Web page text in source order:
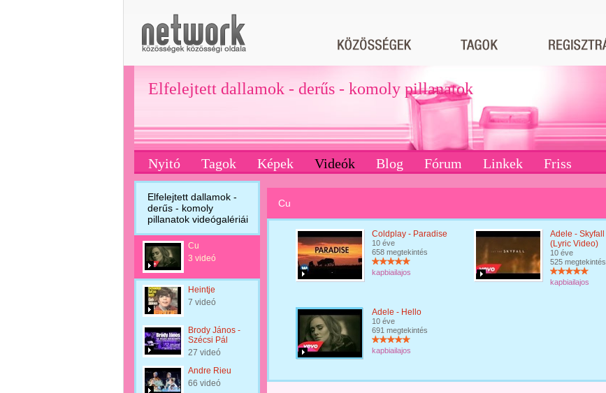
Elfelejtett dallamok - derűs - komoly pillanatok
Nyitó Tagok Képek Videók Blog Fórum Linkek Friss
Elfelejtett dallamok -
derűs - komoly
pillanatok videógalériái
Cu
3 videó
Heintje
7 videó
Brody János -
Szécsi Pál
27 videó
Andre Rieu
66 videó
Cu
Coldplay - Paradise
10 éve
658 megtekintés
kapbiailajos
Adele - Skyfall
(Lyric Video)
10 éve
525 megtekintés
kapbiailajos
Adele - Hello
10 éve
691 megtekintés
kapbiailajos